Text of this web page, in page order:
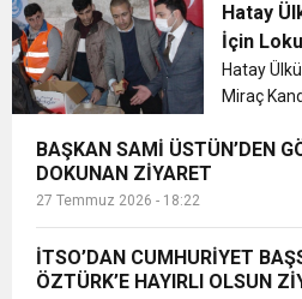
elektrik
kaçak
olduğunu
Hatay
İçin
Hatay
Miraç
namazı
lokum d...
BAŞKAN SAMİ ÜSTÜN’DEN
DOKUNAN ZİYARET
27 Temmuz 2026 - 18:22
İTSO’DAN CUMHURİYET
ÖZTÜRK’E HAYIRLI OLSUN